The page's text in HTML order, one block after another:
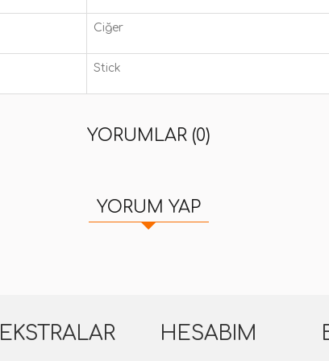
Ciğer
Stick
YORUMLAR (0)
YORUM YAP
EKSTRALAR HESABIM